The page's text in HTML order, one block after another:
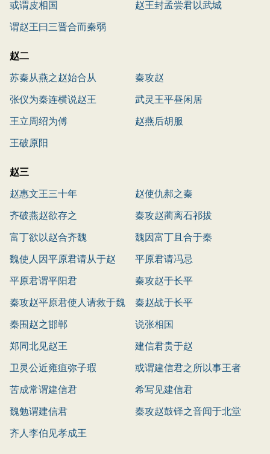
或谓皮相国
赵王封孟尝君以武城
谓赵王曰三晋合而秦弱
赵二
苏秦从燕之赵始合从
秦攻赵
张仪为秦连横说赵王
武灵王平昼闲居
王立周绍为傅
赵燕后胡服
王破原阳
赵三
赵惠文王三十年
赵使仇郝之秦
齐破燕赵欲存之
秦攻赵蔺离石祁拔
富丁欲以赵合齐魏
魏因富丁且合于秦
魏使人因平原君请从于赵
平原君请冯忌
平原君谓平阳君
秦攻赵于长平
秦攻赵平原君使人请救于魏
秦赵战于长平
秦围赵之邯郸
说张相国
郑同北见赵王
建信君贵于赵
卫灵公近雍疽弥子瑕
或谓建信君之所以事王者
苦成常谓建信君
希写见建信君
魏勉谓建信君
秦攻赵鼓铎之音闻于北堂
齐人李伯见孝成王